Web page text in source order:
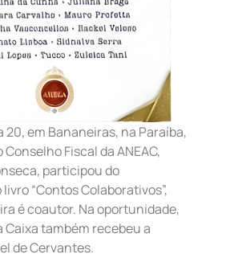
20, em Bananeiras, na Paraíba,
Fiscal da ANEAC,
participou do
“Contos Colaborativos”,
é coautor. Na oportunidade,
Caixa também recebeu a
de Cervantes.